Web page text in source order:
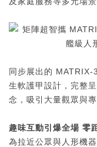
同步展出的 MATRIX-
生軟護甲設計，完整
念，吸引大量觀眾與
趣味互動引爆全場 零
為拉近公眾與人形機